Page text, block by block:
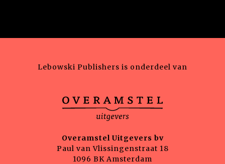
Lebowski Publishers is onderdeel van
Overamstel Uitgevers bv
Paul van Vlissingenstraat 18
1096 BK Amsterdam